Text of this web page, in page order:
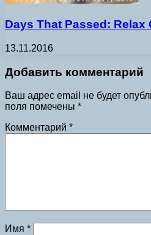
Days That Passed: Relax
13.11.2016
Добавить комментарий
Ваш адрес email не будет
поля помечены *
Комментарий *
Имя *